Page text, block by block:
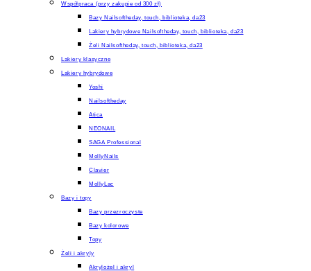
Współpraca (przy zakupie od 300 zł)
Bazy Nailsoftheday, touch, biblioteka, da23
Lakiery hybrydowe Nailsoftheday, touch, biblioteka, da23
Żeli Nailsoftheday, touch, biblioteka, da23
Lakiery klasyczne
Lakiery hybrydowe
Yoshi
Nailsoftheday
Atica
NEONAIL
SAGA Professional
MollyNails
Clavier
MollyLac
Bazy i topy
Bazy przezroczyste
Bazy kolorowe
Topy
Żeli i akryly
Akrylożel i akryl